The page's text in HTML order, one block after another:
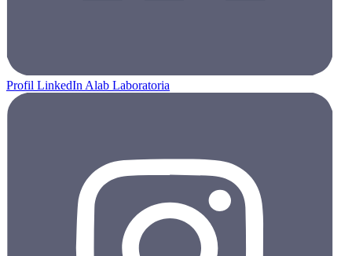
Profil LinkedIn Alab Laboratoria